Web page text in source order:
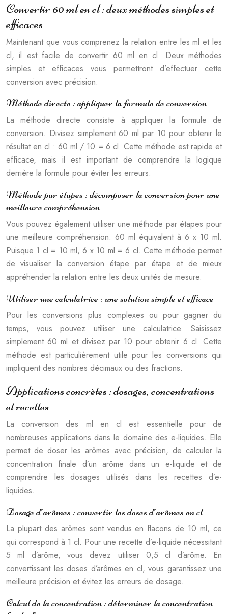
Convertir 60 ml en cl : deux méthodes simples et
efficaces
Maintenant que vous comprenez la relation entre les ml et les
cl, il est facile de convertir 60 ml en cl. Deux méthodes
simples et efficaces vous permettront d’effectuer cette
conversion avec précision.
Méthode directe : appliquer la formule de conversion
La méthode directe consiste à appliquer la formule de
conversion. Divisez simplement 60 ml par 10 pour obtenir le
résultat en cl : 60 ml / 10 = 6 cl. Cette méthode est rapide et
efficace, mais il est important de comprendre la logique
derrière la formule pour éviter les erreurs.
Méthode par étapes : décomposer la conversion pour une
meilleure compréhension
Vous pouvez également utiliser une méthode par étapes pour
une meilleure compréhension. 60 ml équivalent à 6 x 10 ml.
Puisque 1 cl = 10 ml, 6 x 10 ml = 6 cl. Cette méthode permet
de visualiser la conversion étape par étape et de mieux
appréhender la relation entre les deux unités de mesure.
Utiliser une calculatrice : une solution simple et efficace
Pour les conversions plus complexes ou pour gagner du
temps, vous pouvez utiliser une calculatrice. Saisissez
simplement 60 ml et divisez par 10 pour obtenir 6 cl. Cette
méthode est particulièrement utile pour les conversions qui
impliquent des nombres décimaux ou des fractions.
Applications concrètes : dosages, concentrations
et recettes
La conversion des ml en cl est essentielle pour de
nombreuses applications dans le domaine des e-liquides. Elle
permet de doser les arômes avec précision, de calculer la
concentration finale d’un arôme dans un e-liquide et de
comprendre les dosages utilisés dans les recettes d’e-
liquides.
Dosage d’arômes : convertir les doses d’arômes en cl
La plupart des arômes sont vendus en flacons de 10 ml, ce
qui correspond à 1 cl. Pour une recette d’e-liquide nécessitant
5 ml d’arôme, vous devez utiliser 0,5 cl d’arôme. En
convertissant les doses d’arômes en cl, vous garantissez une
meilleure précision et évitez les erreurs de dosage.
Calcul de la concentration : déterminer la concentration